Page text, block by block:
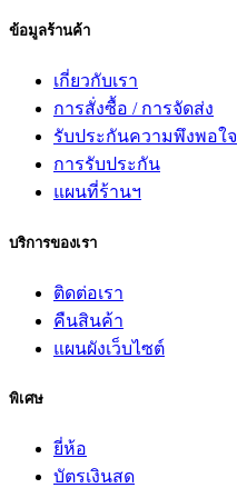
ข้อมูลร้านค้า
เกี่ยวกับเรา
การสั่งซื้อ / การจัดส่ง
รับประกันความพึงพอใจ
การรับประกัน
แผนที่ร้านฯ
บริการของเรา
ติดต่อเรา
คืนสินค้า
แผนผังเว็บไซต์
พิเศษ
ยี่ห้อ
บัตรเงินสด